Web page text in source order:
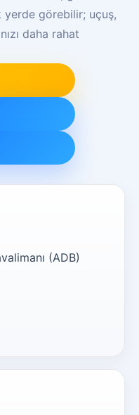
yerde görebilir; uçuş,
daha rahat
(ADB)